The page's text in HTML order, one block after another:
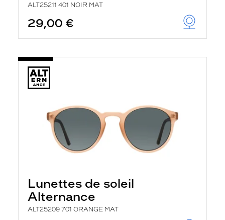
ALT25211 401 NOIR MAT
29,00 €
Lunettes de soleil
Alternance
ALT25209 701 ORANGE MAT